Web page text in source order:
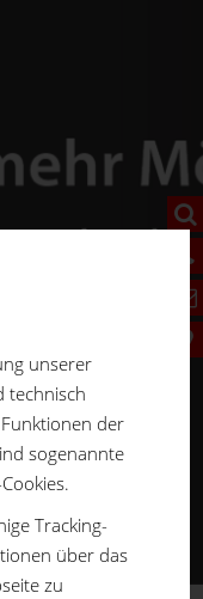
unserer
technisch
der
sogenannte
Tracking-
über das
zu